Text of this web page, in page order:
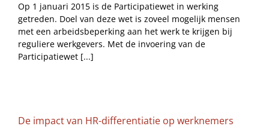
Op 1 januari 2015 is de Participatiewet in werking
getreden. Doel van deze wet is zoveel mogelijk mensen
met een arbeidsbeperking aan het werk te krijgen bij
reguliere werkgevers. Met de invoering van de
Participatiewet [...]
De impact van HR-differentiatie op werknemers